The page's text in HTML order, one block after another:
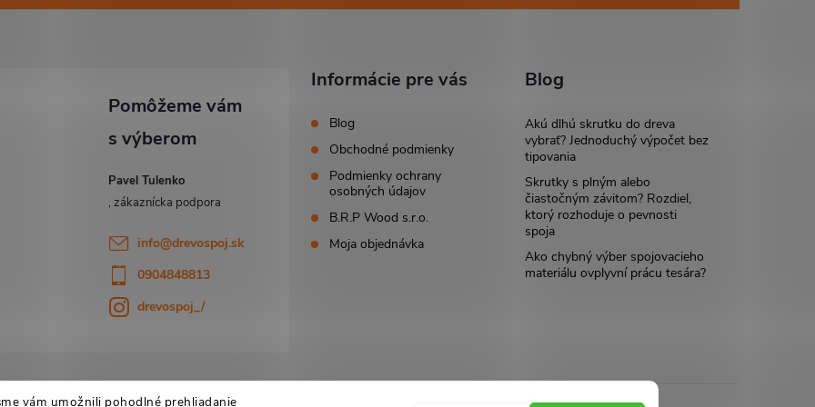
vám umožnili pohodlné prehliadanie
Pavel Tulenko
info@drevospoj.sk
0904848813
drevospoj_/
Informácie pre vás
Blog
Obchodné podmienky
Podmienky ochrany
osobných údajov
B.R.P Wood s.r.o.
Moja objednávka
Blog
Akú dlhú skrutku do dreva
vybrať? Jednoduchý výpočet bez
tipovania
Skrutky s plným alebo
čiastočným závitom? Rozdiel,
ktorý rozhoduje o pevnosti
spoja
Ako chybný výber spojovacieho
materiálu ovplyvní prácu tesára?